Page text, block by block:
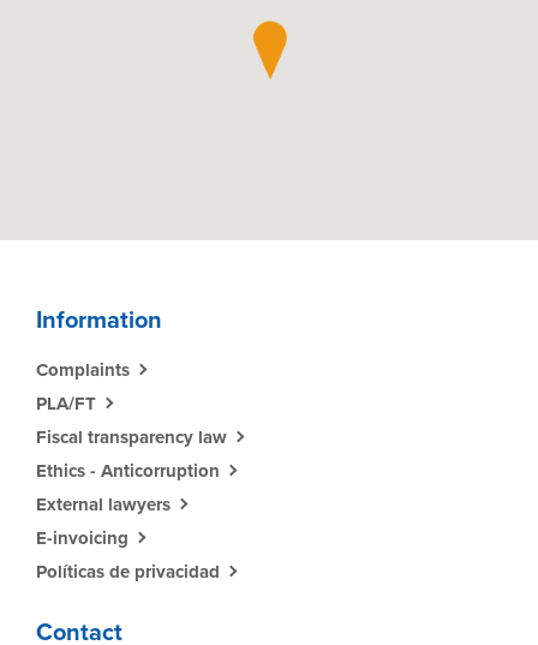
Information
Complaints
PLA/FT
Fiscal transparency law
Ethics - Anticorruption
External lawyers
E-invoicing
Políticas de privacidad
Contact